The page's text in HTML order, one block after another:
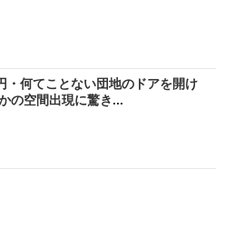
・何てことない団地のドアを開け
空間出現に驚き...